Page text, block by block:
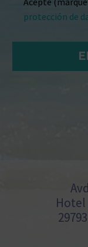
protección de
Hotel